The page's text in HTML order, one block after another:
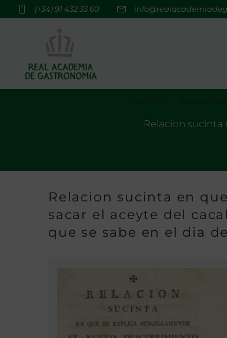
(+34) 91 432 33 60
Relacion
Relacion sucinta en
sacar el aceyte del
que se sabe en el dia